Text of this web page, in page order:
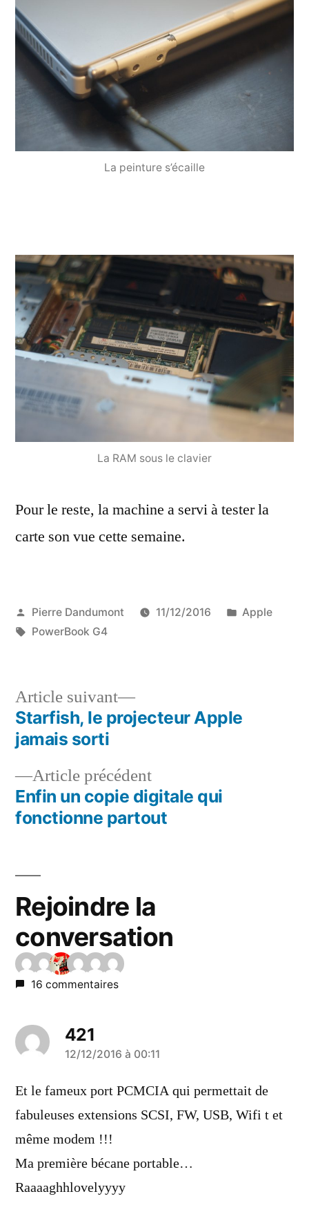
La peinture s’écaille
La RAM sous le clavier
Pour le reste, la machine a servi à tester la
carte son vue cette semaine.
Publié
par
Pierre Dandumont 11/12/2016
Publié
Apple
Étiquettes :
PowerBook G4
Navigation
l’article
Article précédentArticle
précédent :
Enfin un copie digitale qui
fonctionne partout
Article suivant
Article
suivant :
Starfish, le projecteur Apple
jamais sorti
Rejoindre la
conversation
16 commentaires
421
a
12/12/2016 à 00:11
Et le fameux port PCMCIA qui permettait de
fabuleuses extensions SCSI, FW, USB, Wifi t et
même modem !!!
Ma première bécane portable…
Raaaaghhlovelyyyy